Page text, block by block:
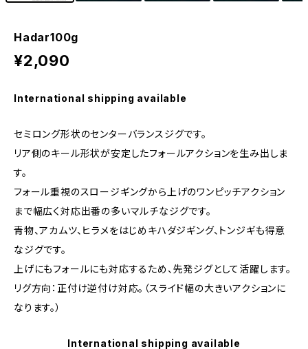
Hadar100g
¥2,090
International shipping available
セミロング形状のセンターバランスジグです。
リア側のキール形状が安定したフォールアクションを生み出しま
す。
フォール重視のスロージギングから上げのワンピッチアクション
まで幅広く対応出番の多いマルチなジグです。
青物、アカムツ、ヒラメをはじめキハダジギング、トンジギも得意
なジグです。
上げにもフォールにも対応するため、先発ジグとして活躍します。
リグ方向：正付け逆付け対応。（スライド幅の大きいアクションに
なります。）
International shipping available